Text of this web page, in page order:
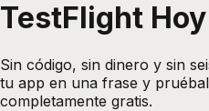
TestFlight Hoy
Sin código, sin dinero y sin
tu app en una frase y
completamente gratis.